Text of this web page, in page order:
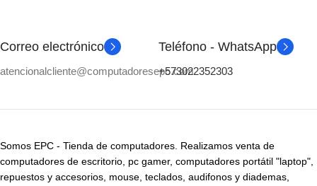
Correo electrónico
atencionalcliente@computadoresepc.com
Teléfono - WhatsApp
+573022352303
Somos EPC - Tienda de computadores. Realizamos venta de
computadores de escritorio, pc gamer, computadores portátil "laptop",
repuestos y accesorios, mouse, teclados, audifonos y diademas,